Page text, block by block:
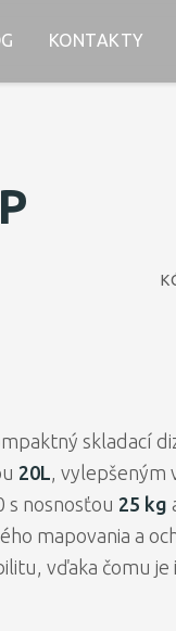
KONTAKTY
skladací
20L, vylepšeným
s nosnosťou 25 kg
mapovania a
vďaka čomu je